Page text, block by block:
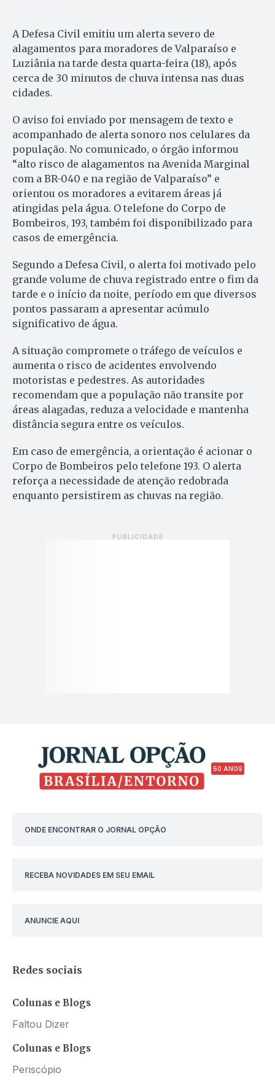
A Defesa Civil emitiu um alerta severo de
alagamentos para moradores de Valparaíso e
Luziânia na tarde desta quarta-feira (18), após
cerca de 30 minutos de chuva intensa nas duas
cidades.
O aviso foi enviado por mensagem de texto e
acompanhado de alerta sonoro nos celulares da
população. No comunicado, o órgão informou
“alto risco de alagamentos na Avenida Marginal
com a BR-040 e na região de Valparaíso” e
orientou os moradores a evitarem áreas já
atingidas pela água. O telefone do Corpo de
Bombeiros, 193, também foi disponibilizado para
casos de emergência.
Segundo a Defesa Civil, o alerta foi motivado pelo
grande volume de chuva registrado entre o fim da
tarde e o início da noite, período em que diversos
pontos passaram a apresentar acúmulo
significativo de água.
A situação compromete o tráfego de veículos e
aumenta o risco de acidentes envolvendo
motoristas e pedestres. As autoridades
recomendam que a população não transite por
áreas alagadas, reduza a velocidade e mantenha
distância segura entre os veículos.
Em caso de emergência, a orientação é acionar o
Corpo de Bombeiros pelo telefone 193. O alerta
reforça a necessidade de atenção redobrada
enquanto persistirem as chuvas na região.
50 ANOS
ONDE ENCONTRAR O JORNAL OPÇÃO
RECEBA NOVIDADES EM SEU EMAIL
ANUNCIE AQUI
Redes sociais
Colunas e Blogs
Faltou Dizer
Colunas e Blogs
Periscópio